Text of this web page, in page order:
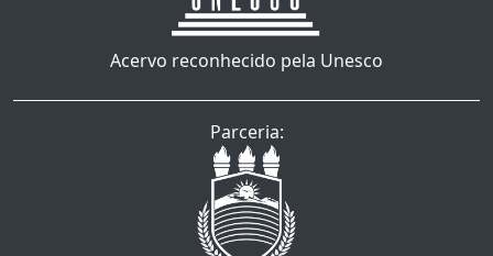
Acervo reconhecido pela Unesco
Parceria: